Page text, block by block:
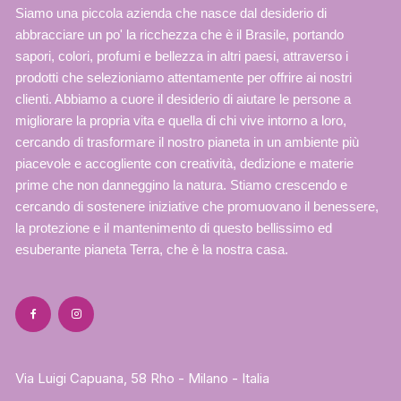
Siamo una piccola azienda che nasce dal desiderio di
abbracciare un po' la ricchezza che è il Brasile, portando
sapori, colori, profumi e bellezza in altri paesi, attraverso i
prodotti che selezioniamo attentamente per offrire ai nostri
clienti. Abbiamo a cuore il desiderio di aiutare le persone a
migliorare la propria vita e quella di chi vive intorno a loro,
cercando di trasformare il nostro pianeta in un ambiente più
piacevole e accogliente con creatività, dedizione e materie
prime che non danneggino la natura. Stiamo crescendo e
cercando di sostenere iniziative che promuovano il benessere,
la protezione e il mantenimento di questo bellissimo ed
esuberante pianeta Terra, che è la nostra casa.
Via Luigi Capuana, 58 Rho - Milano - Italia